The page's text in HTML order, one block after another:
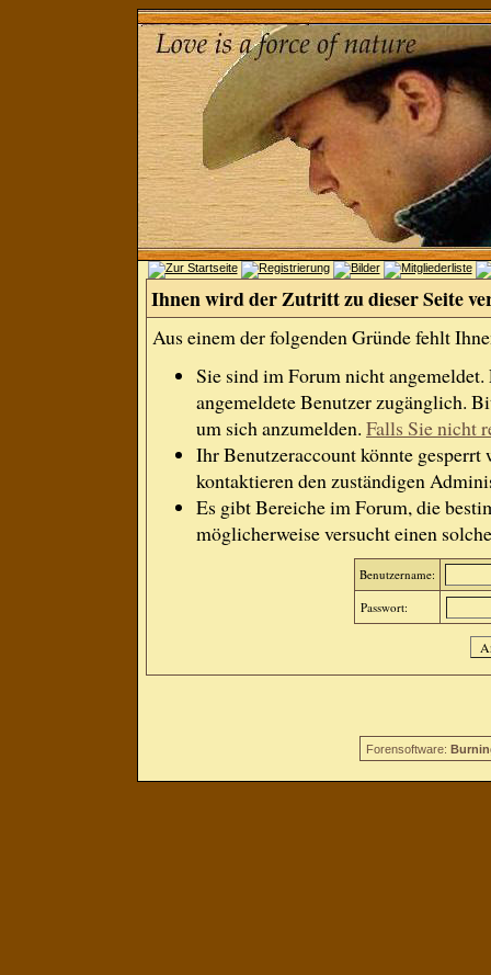
Ihnen wird der Zutritt zu dieser Seite
Aus einem der folgenden Gründe fehlt
Sie sind im Forum nicht
angemeldete Benutzer zugänglich.
um sich anzumelden. Falls Sie nicht
Ihr Benutzeraccount könnte gesperrt
kontaktieren den zuständigen
Es gibt Bereiche im Forum, die
möglicherweise versucht einen
Benutzername:
Passwort:
Forensoftware: